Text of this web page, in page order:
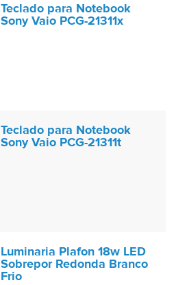
Teclado para Notebook
Sony Vaio PCG-21311x
Teclado para Notebook
Sony Vaio PCG-21311t
Luminaria Plafon 18w LED
Sobrepor Redonda Branco
Frio